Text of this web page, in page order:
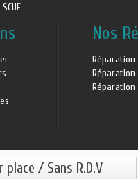
Nos
Réparation
Réparation
Réparation
place / Sans R.D.V